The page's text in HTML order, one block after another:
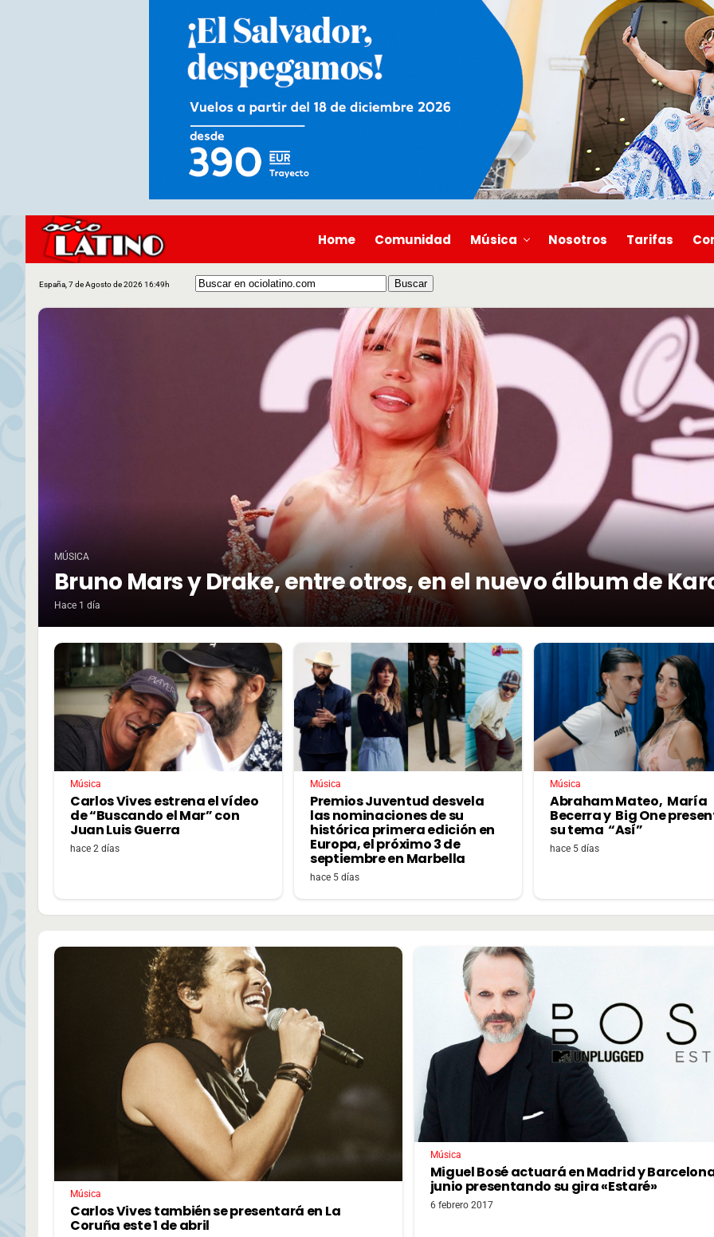
Home Comunidad Música Nosotros Tarifas
España, 7 de Agosto de 2026 16:49h
MÚSICA
Bruno Mars y Drake, entre otros, en el nuevo álbum de
Hace 1 día
Música
Carlos Vives estrena el vídeo
de “Buscando el Mar” con
Juan Luis Guerra
hace 2 días
Música
Premios Juventud desvela
las nominaciones de su
histórica primera edición en
Europa, el próximo 3 de
septiembre en Marbella
hace 5 días
Música
Abraham Mateo, María
Becerra y Big One
su tema “Así”
hace 5 días
Música
Carlos Vives también se presentará en La
Coruña este 1 de abril
Música
Miguel Bosé actuará en Madrid y
junio presentando su gira «Estaré»
6 febrero 2017